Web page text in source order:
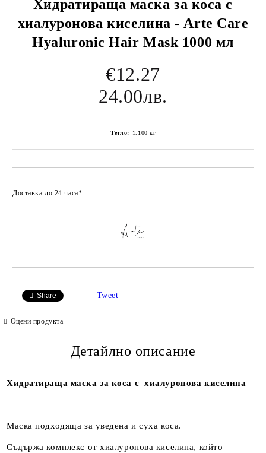
Хидратираща маска за коса с
хиалуронова киселина - Arte Care
Hyaluronic Hair Mask 1000 мл
€12.27
24.00лв.
Тегло: 1.100 кг
Доставка до 24 часа*
Share Tweet
Оцени продукта
Детайлно описание
Хидратираща маска за коса с хиалуронова киселина
Маска подходяща за уведена и суха коса.
Съдържа комплекс от хиалуронова киселина, който